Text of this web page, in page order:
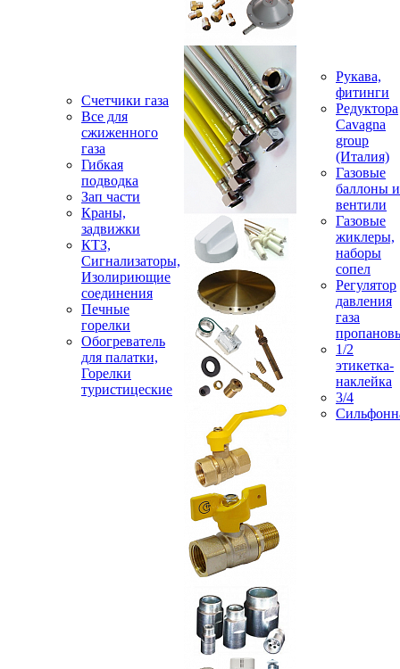
Счетчики газа
Все для
сжиженного
газа
Гибкая
подводка
Зап части
Краны,
задвижки
КТЗ,
Сигнализаторы,
Изолириющие
соединения
Печные
горелки
Обогреватель
для палатки,
Горелки
туристицеские
Рукава,
фитинги
Редуктора
Cavagna
group
(Италия)
Газовые
баллоны и
вентили
Газовые
жиклеры,
наборы
сопел
Регулятор
давления
газа
1/2
этикетка-
наклейка
3/4